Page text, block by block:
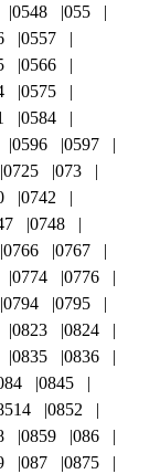
0548
055
0557
0566
0575
0584
0596
0597
0725
073
0742
0748
0766
0767
0774
0776
0794
0795
0823
0824
0835
0836
0845
0852
0859
086
087
0875